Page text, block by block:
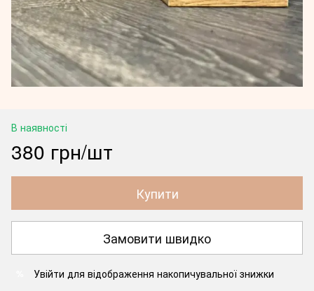
В наявності
380 грн/шт
Купити
Замовити швидко
Увійти для відображення накопичувальної знижки